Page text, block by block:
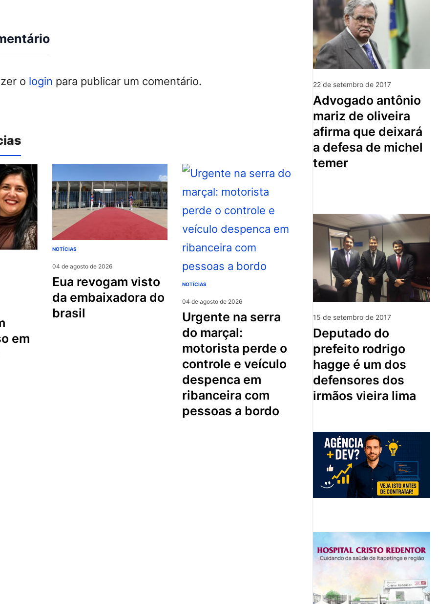
o login para publicar um comentário.
em
NOTÍCIAS
04 de agosto de 2026
eua revogam visto
da embaixadora do
brasil
NOTÍCIAS
04 de agosto de 2026
urgente na serra
do marçal:
motorista perde o
controle e veículo
despenca em
ribanceira com
pessoas a bordo
22 de setembro de 2017
advogado antônio
mariz de oliveira
afirma que deixará
a defesa de michel
temer
15 de setembro de 2017
deputado do
prefeito rodrigo
hagge é um dos
defensores dos
irmãos vieira lima